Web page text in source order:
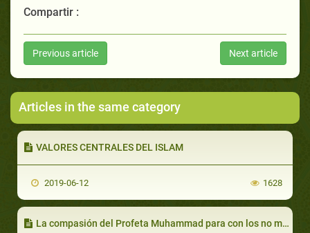
Compartir :
Previous article Next article
Articles in the same category
VALORES CENTRALES DEL ISLAM
2019-06-12 1628
La compasión del Profeta Muhammad para con los no musulmanes (parte 2 de 2)